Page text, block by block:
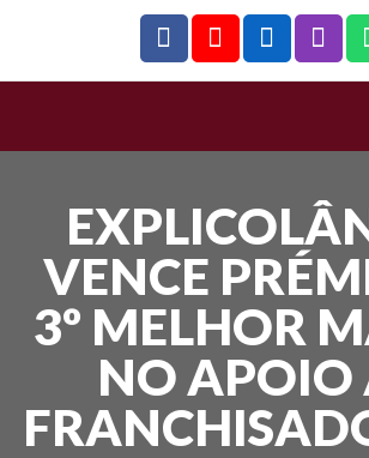
VENCE
3º MELHOR
NO APOIO